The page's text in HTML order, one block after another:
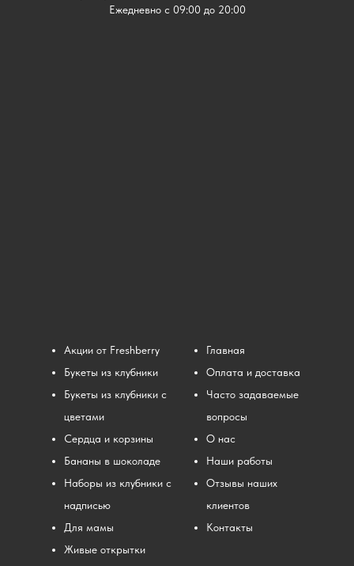
Акции от Freshberry
Букеты из клубники
Букеты из клубники с
цветами
Сердца и корзины
Бананы в шоколаде
Наборы из клубники с
надписью
Для мамы
Живые открытки
Главная
Оплата и доставка
Часто задаваемые
вопросы
О нас
Наши работы
Отзывы наших
клиентов
Контакты
Ежедневно с 09:00 до 20:00